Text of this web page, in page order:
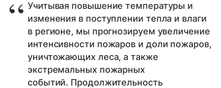
Учитывая повышение температуры и
изменения в поступлении тепла и влаги
в регионе, мы прогнозируем увеличение
интенсивности пожаров и доли пожаров,
уничтожающих леса, а также
экстремальных пожарных
событий. Продолжительность